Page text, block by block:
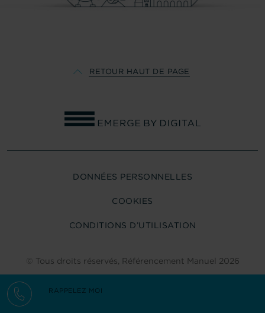
RAPPELEZ MOI
COURNON
RETOUR HAUT DE PAGE
DONNÉES PERSONNELLES
COOKIES
CONDITIONS D’UTILISATION
© Tous droits réservés, Référencement Manuel 2026